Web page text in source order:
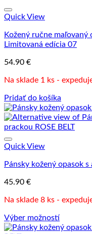
Quick View
Kožený ručne maľovaný
Limitovaná edícia 07
54.90 €
Na sklade 1 ks -
Pridať do košíka
Quick View
Pánsky kožený opasok
45.90 €
Na sklade 8 ks -
Výber možností
Tento